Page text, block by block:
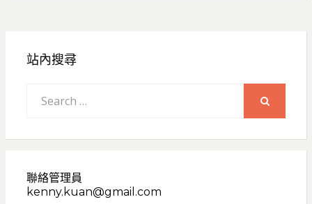
站內搜尋
for:
聯絡管理員
kenny.kuan@gmail.com